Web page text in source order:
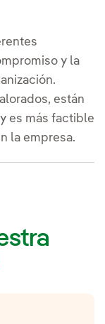
y la
están
es más factible
la empresa.